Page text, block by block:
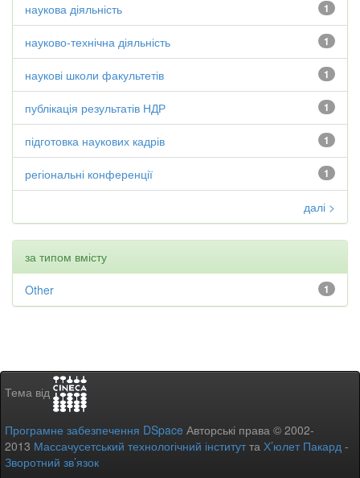
1
наукова діяльність
1
науково-технічна діяльність
1
наукові школи факультетів
1
публікація результатів НДР
1
підготовка наукових кадрів
1
регіональні конференції
далі >
за типом вмісту
1
Other
Тема від
Програмне забезпечення DSpace Авторські права © 2002-
2013 Массачусетський технологічний інститутта Х’юлет Пакард -
Зворотний зв’язок